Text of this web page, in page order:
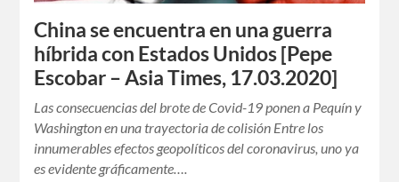
China se encuentra en una guerra
híbrida con Estados Unidos [Pepe
Escobar – Asia Times, 17.03.2020]
Las consecuencias del brote de Covid-19 ponen a Pequín y
Washington en una trayectoria de colisión Entre los
innumerables efectos geopolíticos del coronavirus, uno ya
es evidente gráficamente….